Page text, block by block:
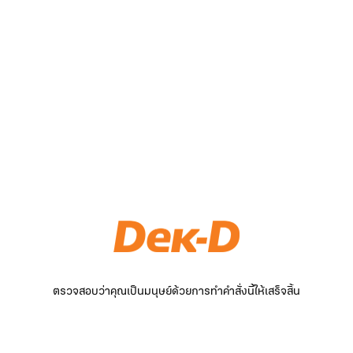
ตรวจสอบว่าคุณเป็นมนุษย์ด้วยการทำคำสั่งนี้ให้เสร็จสิ้น